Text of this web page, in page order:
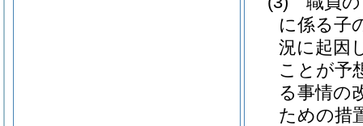
に係る子
況に起因
ことが予
る事情の
ための措